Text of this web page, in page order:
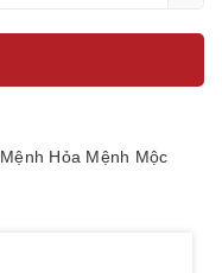
Mệnh Hỏa Mệnh Mộc